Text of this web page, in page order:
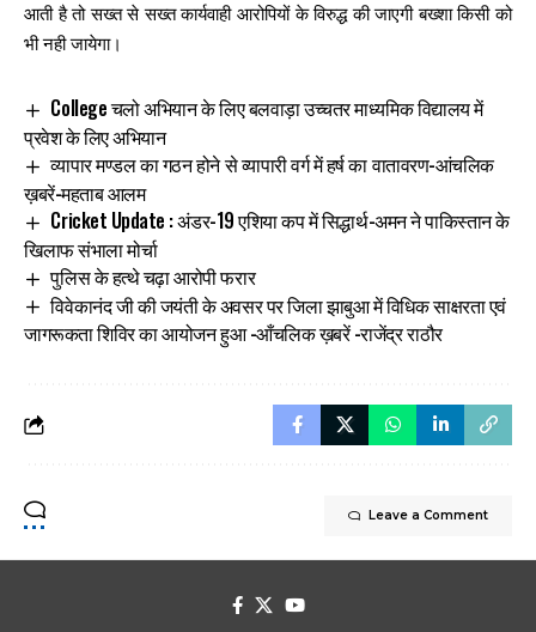
आती है तो सख्त से सख्त कार्यवाही आरोपियों के विरुद्ध की जाएगी बख्शा किसी को
भी नही जायेगा।
College चलो अभियान के लिए बलवाड़ा उच्चतर माध्यमिक विद्यालय में
प्रवेश के लिए अभियान
व्यापार मण्डल का गठन होने से व्यापारी वर्ग में हर्ष का वातावरण-आंचलिक
ख़बरें-महताब आलम
Cricket Update : अंडर-19 एशिया कप में सिद्धार्थ-अमन ने पाकिस्तान के
खिलाफ संभाला मोर्चा
पुलिस के हत्थे चढ़ा आरोपी फरार
विवेकानंद जी की जयंती के अवसर पर जिला झाबुआ में विधिक साक्षरता एवं
जागरूकता शिविर का आयोजन हुआ -आँचलिक ख़बरें -राजेंद्र राठौर
Leave a Comment